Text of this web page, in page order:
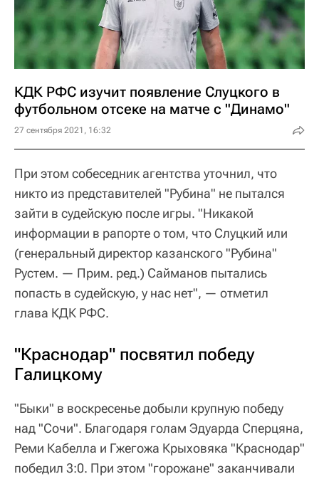
КДК РФС изучит появление Слуцкого в
футбольном отсеке на матче с "Динамо"
27 сентября 2021, 16:32
При этом собеседник агентства уточнил, что
никто из представителей "Рубина" не пытался
зайти в судейскую после игры. "Никакой
информации в рапорте о том, что Слуцкий или
(генеральный директор казанского "Рубина"
Рустем. — Прим. ред.) Сайманов пытались
попасть в судейскую, у нас нет", — отметил
глава КДК РФС.
"Краснодар" посвятил победу
Галицкому
"Быки" в воскресенье добыли крупную победу
над "Сочи". Благодаря голам Эдуарда Сперцяна,
Реми Кабелла и Гжегожа Крыховяка "Краснодар"
победил 3:0. При этом "горожане" заканчивали